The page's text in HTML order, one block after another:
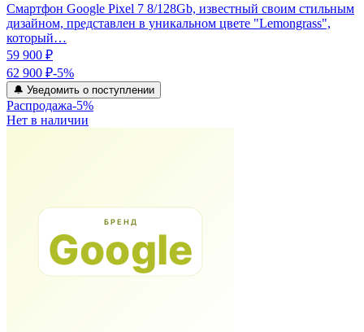
Смартфон Google Pixel 7 8/128Gb, известный своим стильным
дизайном, представлен в уникальном цвете "Lemongrass",
который…
59 900 ₽
62 900 ₽-5%
🔔 Уведомить о поступлении
Распродажа-5%
Нет в наличии